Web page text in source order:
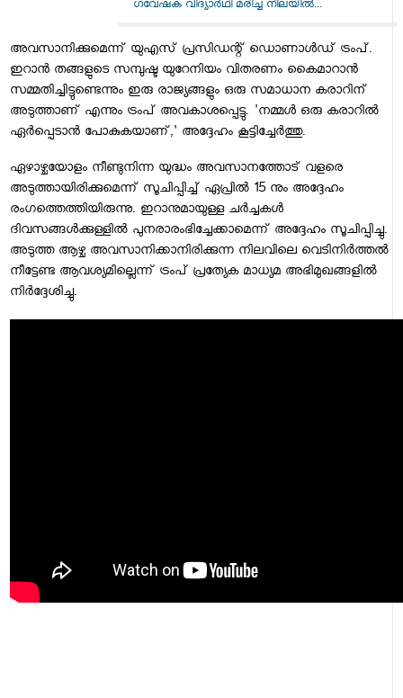
ഗവേഷക വിദ്യാർഥി മരിച്ച നിലയിൽ...
അവസാനിക്കുമെന്ന് യുഎസ് പ്രസിഡന്റ് ഡൊണാള്‍ഡ് ട്രംപ്.
ഇറാന്‍ തങ്ങളുടെ സമ്പുഷ്ട യുറേനിയം വിതരണം കൈമാറാന്‍
സമ്മതിച്ചിട്ടുണ്ടെന്നും ഇരു രാജ്യങ്ങളും ഒരു സമാധാന കരാറിന്
അടുത്താണ് എന്നും ട്രംപ് അവകാശപ്പെട്ടു. 'നമ്മള്‍ ഒരു കരാറില്‍
ഏര്‍പ്പെടാന്‍ പോകുകയാണ്,' അദ്ദേഹം കൂട്ടിച്ചേര്‍ത്തു.
ഏഴാഴ്ചയോളം നീണ്ടുനിന്ന യുദ്ധം അവസാനത്തോട് വളരെ
അടുത്തായിരിക്കുമെന്ന് സൂചിപ്പിച്ച് ഏപ്രില്‍ 15 നും അദ്ദേഹം
രംഗത്തെത്തിയിരുന്നു. ഇറാനുമായുള്ള ചര്‍ച്ചകള്‍
ദിവസങ്ങള്‍ക്കുള്ളില്‍ പുനരാരംഭിച്ചേക്കാമെന്ന് അദ്ദേഹം സൂചിപ്പിച്ചു.
അടുത്ത ആഴ്ച അവസാനിക്കാനിരിക്കുന്ന നിലവിലെ വെടിനിര്‍ത്തല്‍
നീട്ടേണ്ട ആവശ്യമില്ലെന്ന് ട്രംപ് പ്രത്യേക മാധ്യമ അഭിമുഖങ്ങളില്‍
നിര്‍ദ്ദേശിച്ചു.